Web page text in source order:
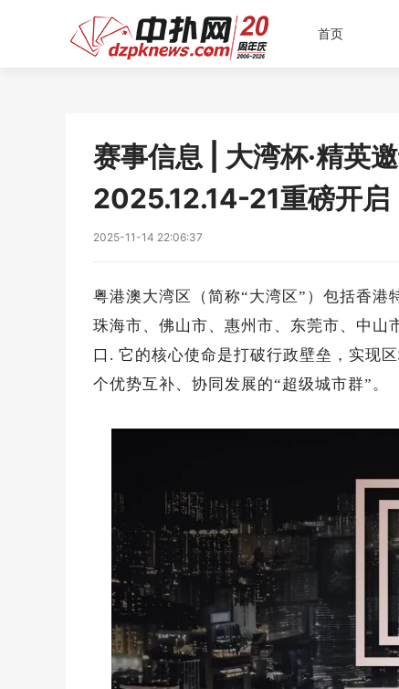
首页
赛事信息 | 大湾杯·精英
2025.12.14-21重磅开启
2025-11-14 22:06:37
粤港澳大湾区（简称“大湾区”）包括香港
珠海市、佛山市、惠州市、东莞市、中山
口. 它的核心使命是打破行政壁垒，实现
个优势互补、协同发展的“超级城市群”。